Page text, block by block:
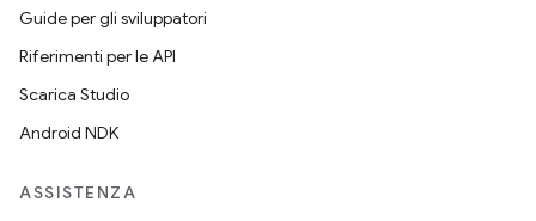
Guide per gli sviluppatori
Riferimenti per le API
Scarica Studio
Android NDK
ASSISTENZA